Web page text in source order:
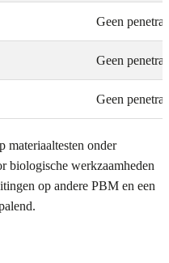
Geen
Geen
Geen
materiaaltesten onder
biologische werkzaamheden
op andere PBM en een